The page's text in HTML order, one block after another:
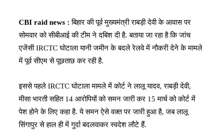
CBI raid news :बिहार की पूर्व मुख्यमंत्री राबड़ी देवी के आवास पर
सोमवार को सीबीआई की टीम ने दबिश दी है. बताया जा रहा है कि जांच
एजेंसी IRCTC घोटाला यानी जमीन के बदले रेलवे में नौकरी देने के मामले
में पूर्व सीएम से पूछताछ कर रही है.
इससे पहले IRCTC घोटाला मामले में कोर्ट ने लालू यादव, राबड़ी देवी,
मीसा भारती सहित 14 आरोपियों को समन जारी कर 15 मार्च को कोर्ट में
पेश होने के लिए कहा है. ये समन ऐसे वक्त पर जारी हुआ है, जब लालू
सिंगापुर से हाल ही में गुर्दा बदलवाकर स्वदेश लौटे हैं.